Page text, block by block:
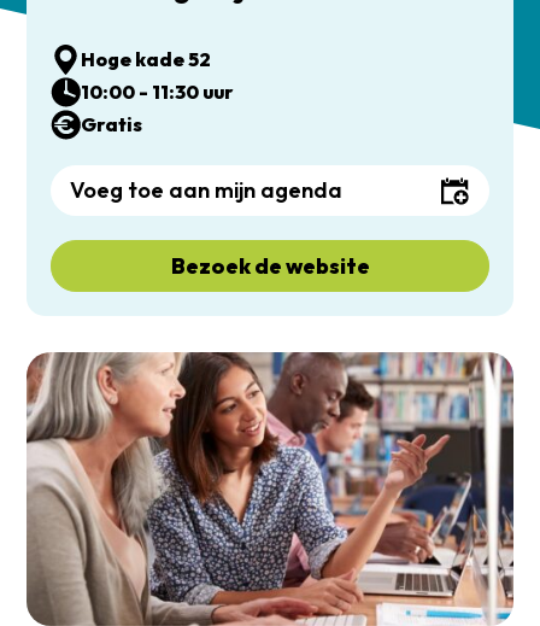
Hoge kade 52
10:00 - 11:30 uur
Gratis
Voeg toe aan mijn agenda
Bezoek de website